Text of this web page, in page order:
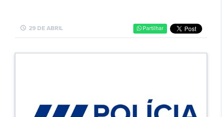
schedule 29 DE ABRIL Partilhar